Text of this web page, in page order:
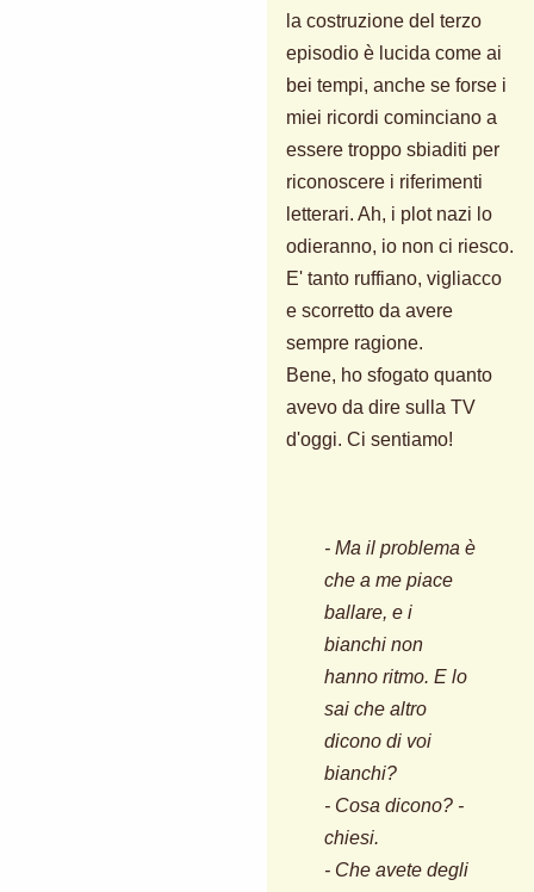
la costruzione del terzo
episodio è lucida come ai
bei tempi, anche se forse i
miei ricordi cominciano a
essere troppo sbiaditi per
riconoscere i riferimenti
letterari. Ah, i plot nazi lo
odieranno, io non ci riesco.
E' tanto ruffiano, vigliacco
e scorretto da avere
sempre ragione.
Bene, ho sfogato quanto
avevo da dire sulla TV
d'oggi. Ci sentiamo!
- Ma il problema è
che a me piace
ballare, e i
bianchi non
hanno ritmo. E lo
sai che altro
dicono di voi
bianchi?
- Cosa dicono? -
chiesi.
- Che avete degli